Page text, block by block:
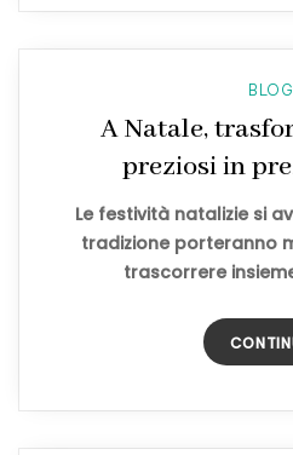
BLOG
A Natale,
preziosi in
Le festività natalizie si
tradizione porteranno
trascorrere